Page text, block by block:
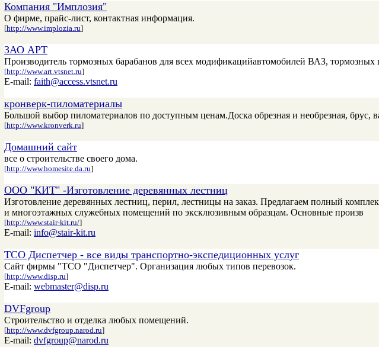
Компания "Имплозия"
О фирме, прайс-лист, контактная информация.
[http://www.implozia.ru]
ЗАО АРТ
Производитель тормозных барабанов для всех модификацийавтомобилей ВАЗ,
[http://www.art.vtsnet.ru]
E-mail: faith@access.vtsnet.ru
кронверк-пиломатериалы
Большой выбор пиломатериалов по доступным ценам.Доска обрезная и необрезная, брус,
[http://www.kronverk.ru]
Домашний сайт
все о строительстве своего дома.
[http://www.homesite.da.ru]
ООО "КИТ" -Изготовление деревянных лестниц
Изготовление деревянных лестниц, перил, лестницы на заказ. Предлагаем полный
и многоэтажных служебных помещений по эксклюзивным образцам. Основные произв
[http://www.stair-kit.ru/]
E-mail: info@stair-kit.ru
ТСО Диспетчер - все виды транспортно-экспедиционных услуг
Сайт фирмы "ТСО "Диспетчер". Организация любых типов перевозок.
[http://www.disp.ru]
E-mail: webmaster@disp.ru
DVFgroup
Строительство и отделка любых помещений.
[http://www.dvfgroup.narod.ru]
E-mail: dvfgroup@narod.ru